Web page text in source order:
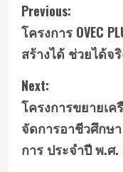
Previous:
โครงการ OVEC
สร้างได้ ช่วยได้จริ
Next:
โครงการขยายเ
จัดการอาชีวศึกษ
การ ประจำปี พ.ศ.